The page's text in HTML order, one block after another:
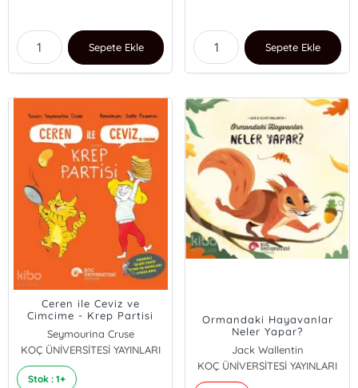
Sepete Ekle Sepete Ekle
Ceren ile Ceviz ve
Cimcime - Krep Partisi
Seymourina Cruse
KOÇ ÜNİVERSİTESİ YAYINLARI
Stok : 1+
Ormandaki Hayavanlar
Neler Yapar?
Jack Wallentin
KOÇ ÜNİVERSİTESİ YAYINLARI